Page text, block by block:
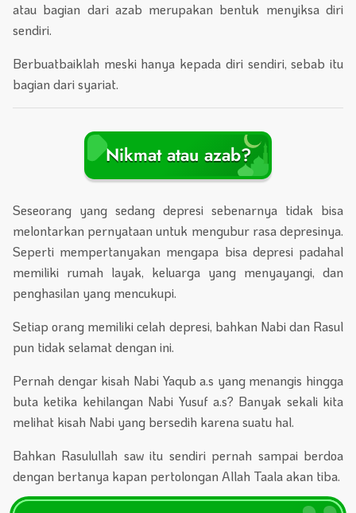
atau bagian dari azab merupakan bentuk menyiksa diri
sendiri.
Berbuatbaiklah meski hanya kepada diri sendiri, sebab itu
bagian dari syariat.
Nikmat atau azab?
Seseorang yang sedang depresi sebenarnya tidak bisa
melontarkan pernyataan untuk mengubur rasa depresinya.
Seperti mempertanyakan mengapa bisa depresi padahal
memiliki rumah layak, keluarga yang menyayangi, dan
penghasilan yang mencukupi.
Setiap orang memiliki celah depresi, bahkan Nabi dan Rasul
pun tidak selamat dengan ini.
Pernah dengar kisah Nabi Yaqub a.s yang menangis hingga
buta ketika kehilangan Nabi Yusuf a.s? Banyak sekali kita
melihat kisah Nabi yang bersedih karena suatu hal.
Bahkan Rasulullah saw itu sendiri pernah sampai berdoa
dengan bertanya kapan pertolongan Allah Taala akan tiba.